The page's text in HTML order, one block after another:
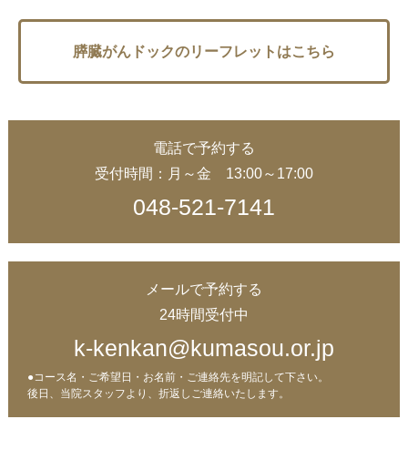
膵臓がんドックのリーフレットはこちら
電話で予約する
受付時間：月～金 13:00～17:00
048-521-7141
メールで予約する
24時間受付中
k-kenkan@kumasou.or.jp
●コース名・ご希望日・お名前・ご連絡先を明記して下さい。
後日、当院スタッフより、折返しご連絡いたします。